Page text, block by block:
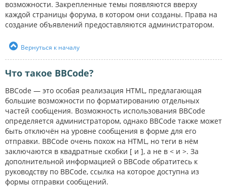
возможности. Закрепленные темы появляются вверху
каждой страницы форума, в котором они созданы. Права на
создание объявлений предоставляются администратором.
Вернуться к началу
Что такое BBCode?
BBCode — это особая реализация HTML, предлагающая
большие возможности по форматированию отдельных
частей сообщения. Возможность использования BBCode
определяется администратором, однако BBCode также может
быть отключён на уровне сообщения в форме для его
отправки. BBCode очень похож на HTML, но теги в нём
заключаются в квадратные скобки [ и ], а не в < и >. За
дополнительной информацией о BBCode обратитесь к
руководству по BBCode, ссылка на которое доступна из
формы отправки сообщений.